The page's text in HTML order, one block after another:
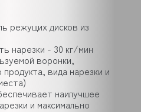
режущих дисков из
нарезки - 30 кг/мин
воронки,
вида нарезки и
наилучшее
и максимально